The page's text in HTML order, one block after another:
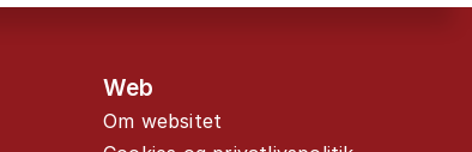
Web
Om websitet